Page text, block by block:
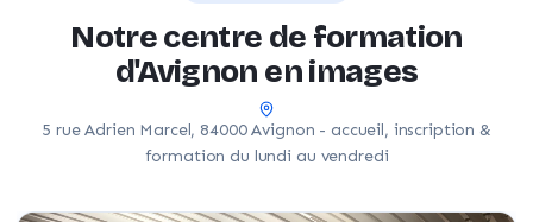
Notre centre de formation
d'Avignon en images
5 rue Adrien Marcel, 84000 Avignon - accueil, inscription &
formation du lundi au vendredi